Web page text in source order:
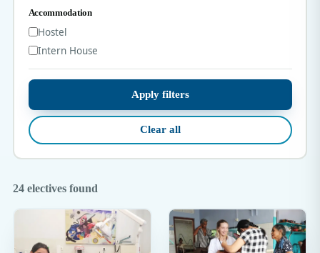
Accommodation
Hostel
Intern House
Apply filters
Clear all
24 electives found